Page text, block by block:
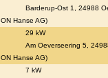
Barderup-Ost 1, 24988
Hanse AG)
29 kW
Am Oeverseering 5,
Hanse AG)
7 kW